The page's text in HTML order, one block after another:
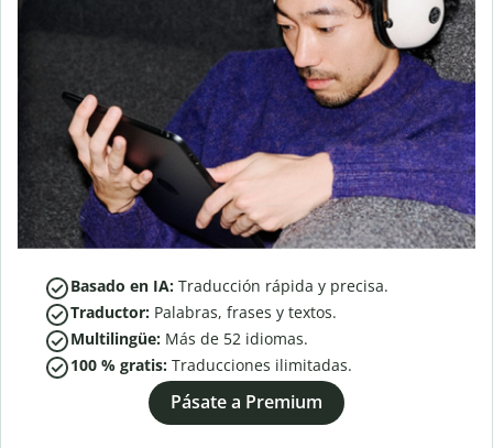
Basado en IA: Traducción rápida y precisa.
Traductor: Palabras, frases y textos.
Multilingüe: Más de 52 idiomas.
100 % gratis: Traducciones ilimitadas.
Pásate a Premium